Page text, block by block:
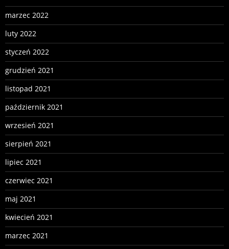
marzec 2022
luty 2022
styczeń 2022
grudzień 2021
listopad 2021
październik 2021
wrzesień 2021
sierpień 2021
lipiec 2021
czerwiec 2021
maj 2021
kwiecień 2021
marzec 2021